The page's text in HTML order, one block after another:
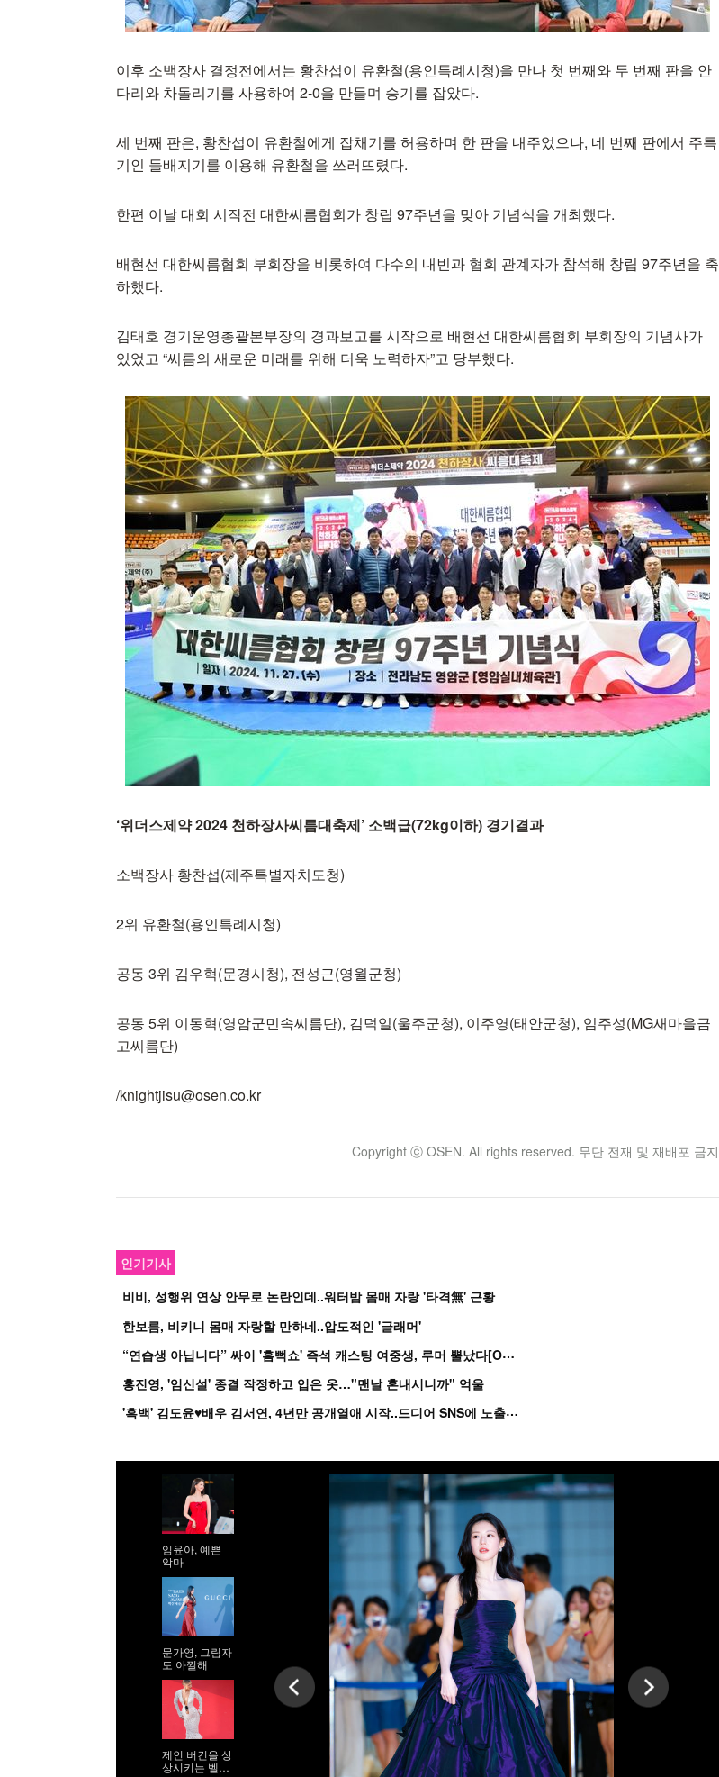
이후 소백장사 결정전에서는 황찬섭이 유환철(용인특례시청)을 만나 첫 번째와 두 번째 판을 안
다리와 차돌리기를 사용하여 2-0을 만들며 승기를 잡았다.
세 번째 판은, 황찬섭이 유환철에게 잡채기를 허용하며 한 판을 내주었으나, 네 번째 판에서 주특
기인 들배지기를 이용해 유환철을 쓰러뜨렸다.
한편 이날 대회 시작전 대한씨름협회가 창립 97주년을 맞아 기념식을 개최했다.
배현선 대한씨름협회 부회장을 비롯하여 다수의 내빈과 협회 관계자가 참석해 창립 97주년을 축
하했다.
김태호 경기운영총괄본부장의 경과보고를 시작으로 배현선 대한씨름협회 부회장의 기념사가
있었고 “씨름의 새로운 미래를 위해 더욱 노력하자”고 당부했다.
‘위더스제약 2024 천하장사씨름대축제’ 소백급(72kg이하) 경기결과
소백장사 황찬섭(제주특별자치도청)
2위 유환철(용인특례시청)
공동 3위 김우혁(문경시청), 전성근(영월군청)
공동 5위 이동혁(영암군민속씨름단), 김덕일(울주군청), 이주영(태안군청), 임주성(MG새마을금
고씨름단)
/knightjisu@osen.co.kr
Copyright ⓒ OSEN. All rights reserved. 무단 전재 및 재배포 금지
인기기사
비비, 성행위 연상 안무로 논란인데..워터밤 몸매 자랑 '타격無' 근황
한보름, 비키니 몸매 자랑할 만하네..압도적인 '글래머'
“
연습생 아닙니다” 싸이 '흠뻑쇼' 즉석 캐스팅 여중생, 루머 뿔났다[Oh!쎈 이...
홍진영, '임신설' 종결 작정하고 입은 옷…"맨날 혼내시니까" 억울
'
흑백' 김도윤♥배우 김서연, 4년만 공개열애 시작..드디어 SNS에 노출 [핫피...
임윤아, 예쁜
악마
문가영, 그림자
도 아찔해
제인 버킨을 상
상시키는 벨라